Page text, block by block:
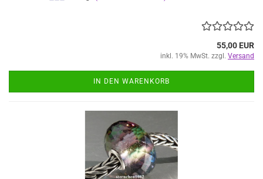
55,00 EUR
inkl. 19% MwSt. zzgl. Versand
IN DEN WARENKORB